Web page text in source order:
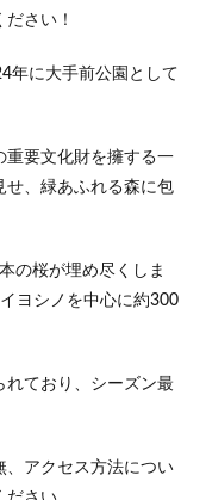
さい！
年に大手前公園として
重要文化財を擁する一
せ、緑あふれる森に包
の桜が埋め尽くしま
ヨシノを中心に約300
れており、シーズン最
、アクセス方法につい